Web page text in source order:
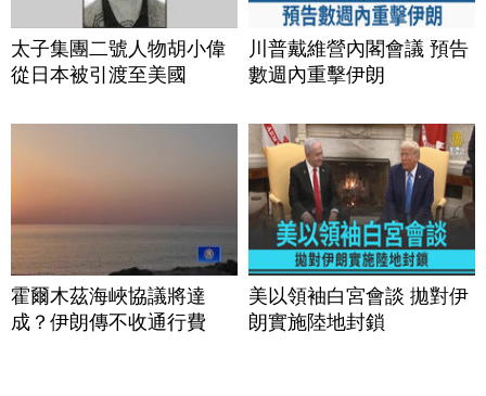
太子集團二號人物胡小偉
從日本被引渡至美國
川普戴維營內閣會議 預告
數週內重擊伊朗
霍爾木茲海峽協議將達
成？伊朗傳不收通行費
美以領袖白宮會談 拋對伊
朗實施陸地封鎖